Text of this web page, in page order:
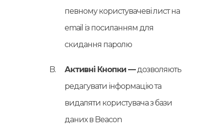
певному користувачеві лист на
email із посиланням для
скидання паролю
Активні Кнопки —дозволяють
редагувати інформацію та
видаляти користувача з бази
даних в Beacon